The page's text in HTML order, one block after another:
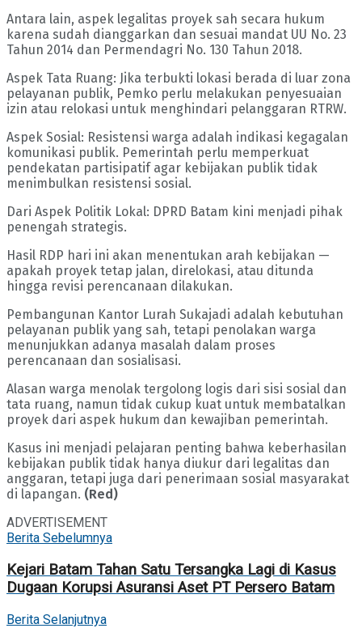
Antara lain, aspek legalitas proyek sah secara hukum
karena sudah dianggarkan dan sesuai mandat UU No. 23
Tahun 2014 dan Permendagri No. 130 Tahun 2018.
Aspek Tata Ruang: Jika terbukti lokasi berada di luar zona
pelayanan publik, Pemko perlu melakukan penyesuaian
izin atau relokasi untuk menghindari pelanggaran RTRW.
Aspek Sosial: Resistensi warga adalah indikasi kegagalan
komunikasi publik. Pemerintah perlu memperkuat
pendekatan partisipatif agar kebijakan publik tidak
menimbulkan resistensi sosial.
Dari Aspek Politik Lokal: DPRD Batam kini menjadi pihak
penengah strategis.
Hasil RDP hari ini akan menentukan arah kebijakan —
apakah proyek tetap jalan, direlokasi, atau ditunda
hingga revisi perencanaan dilakukan.
Pembangunan Kantor Lurah Sukajadi adalah kebutuhan
pelayanan publik yang sah, tetapi penolakan warga
menunjukkan adanya masalah dalam proses
perencanaan dan sosialisasi.
Alasan warga menolak tergolong logis dari sisi sosial dan
tata ruang, namun tidak cukup kuat untuk membatalkan
proyek dari aspek hukum dan kewajiban pemerintah.
Kasus ini menjadi pelajaran penting bahwa keberhasilan
kebijakan publik tidak hanya diukur dari legalitas dan
anggaran, tetapi juga dari penerimaan sosial masyarakat
di lapangan. (Red)
ADVERTISEMENT
Berita Sebelumnya
Kejari Batam Tahan Satu Tersangka Lagi di Kasus
Dugaan Korupsi Asuransi Aset PT Persero Batam
Berita Selanjutnya